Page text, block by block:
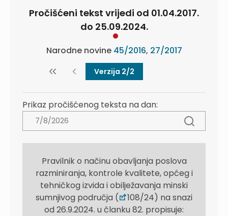
Pročišćeni tekst vrijedi od 01.04.2017.
do 25.09.2024.
Narodne novine 45/2016, 27/2017
Verzija 2/2
Prikaz pročišćenog teksta na dan:
Pravilnik o načinu obavljanja poslova
razminiranja, kontrole kvalitete, općeg i
tehničkog izvida i obilježavanja minski
sumnjivog područja (
108/24) na snazi
od 26.9.2024. u članku 82. propisuje: